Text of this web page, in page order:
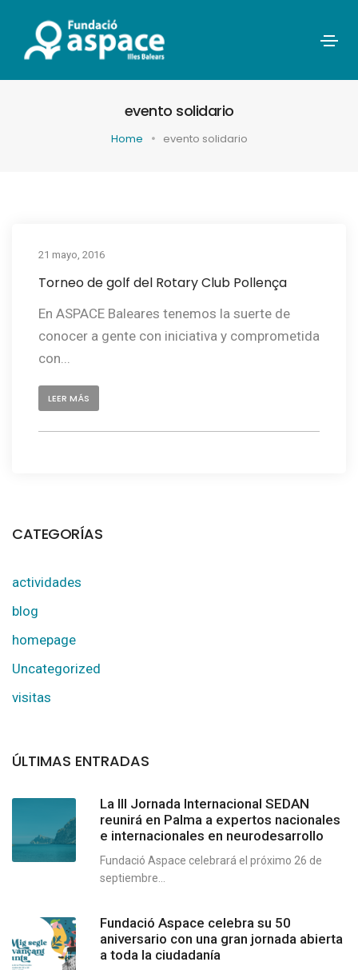
evento solidario
Home evento solidario
21 mayo, 2016
Torneo de golf del Rotary Club Pollença
En ASPACE Baleares tenemos la suerte de
conocer a gente con iniciativa y comprometida
con...
LEER MÁS
CATEGORÍAS
actividades
blog
homepage
Uncategorized
visitas
ÚLTIMAS ENTRADAS
La III Jornada Internacional SEDAN
reunirá en Palma a expertos nacionales
e internacionales en neurodesarrollo
Fundació Aspace celebrará el próximo 26 de
septiembre...
Fundació Aspace celebra su 50
aniversario con una gran jornada abierta
a toda la ciudadanía